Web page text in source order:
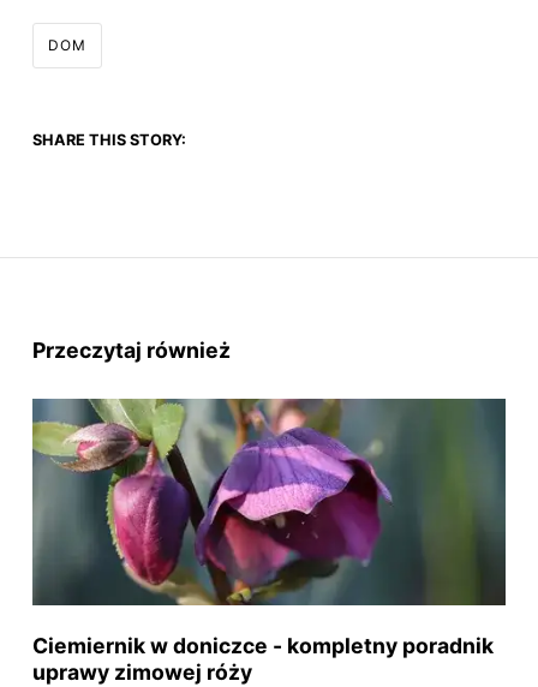
DOM
SHARE THIS STORY:
Przeczytaj również
Ciemiernik w doniczce - kompletny poradnik
uprawy zimowej róży